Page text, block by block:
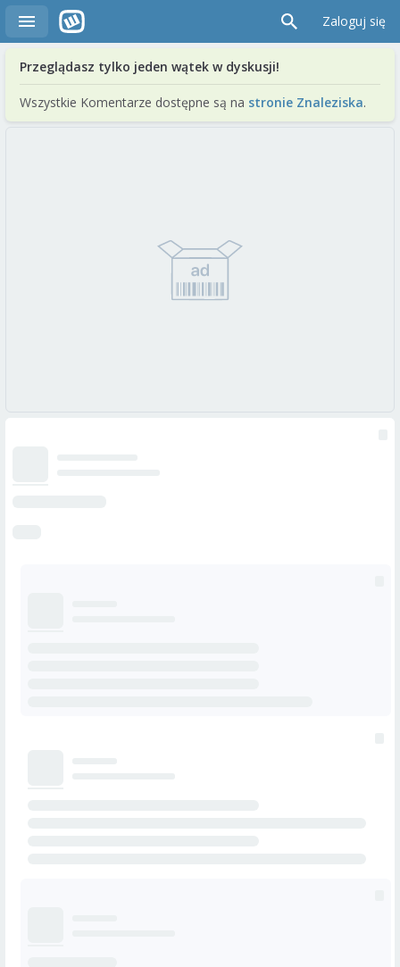
Zaloguj się
Przeglądasz tylko jeden wątek w dyskusji!
Wszystkie Komentarze dostępne są na stronie Znaleziska.